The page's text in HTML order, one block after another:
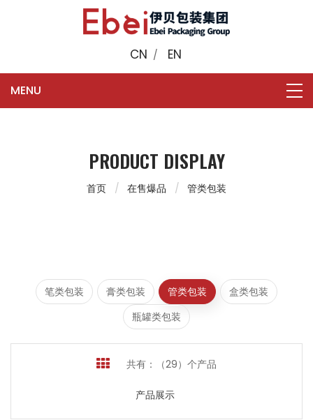
CN / EN
PRODUCT DISPLAY
首页 在售爆品 管类包装
笔类包装 膏类包装 管类包装
盒类包装
瓶罐类包装
共有：（29）个产品
产品展示